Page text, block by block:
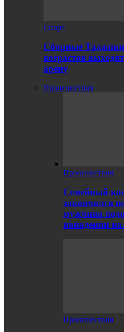
Спорт
Сборные
возрастов
арену
Происшествия
Происшествия
Семейный
закончился
мужчина
нападении
Происшествия